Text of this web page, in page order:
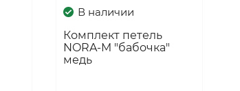
В наличии
Комплект петель
NORA-M "бабочка"
медь